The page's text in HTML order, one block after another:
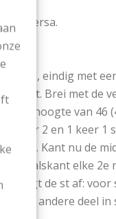
versa.
1, eindig met
20) st. Brei met de
hoogte van 46
1 keer 2 en 1 keer 1
cm. Kant nu de
de halskant elke 2e
volgt de st af: voor
het andere deel in